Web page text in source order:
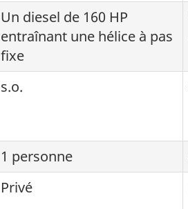
Un diesel de 160 HP
entraînant une hélice à pas
fixe
s.o.
1 personne
Privé